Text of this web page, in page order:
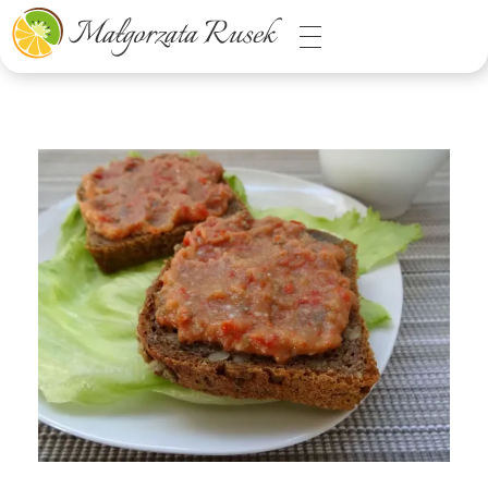
Małgorzata Rusek - dietetyk z pasją
Dietetyka kliniczna & Psychodietetyka